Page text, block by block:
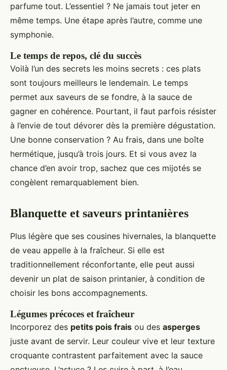
parfume tout. L’essentiel ? Ne jamais tout jeter en
même temps. Une étape après l’autre, comme une
symphonie.
Le temps de repos, clé du succès
Voilà l’un des secrets les moins secrets : ces plats
sont toujours meilleurs le lendemain. Le temps
permet aux saveurs de se fondre, à la sauce de
gagner en cohérence. Pourtant, il faut parfois résister
à l’envie de tout dévorer dès la première dégustation.
Une bonne conservation ? Au frais, dans une boîte
hermétique, jusqu’à trois jours. Et si vous avez la
chance d’en avoir trop, sachez que ces mijotés se
congèlent remarquablement bien.
Blanquette et saveurs printanières
Plus légère que ses cousines hivernales, la blanquette
de veau appelle à la fraîcheur. Si elle est
traditionnellement réconfortante, elle peut aussi
devenir un plat de saison printanier, à condition de
choisir les bons accompagnements.
Légumes précoces et fraîcheur
Incorporez des petits pois frais ou des asperges
juste avant de servir. Leur couleur vive et leur texture
croquante contrastent parfaitement avec la sauce